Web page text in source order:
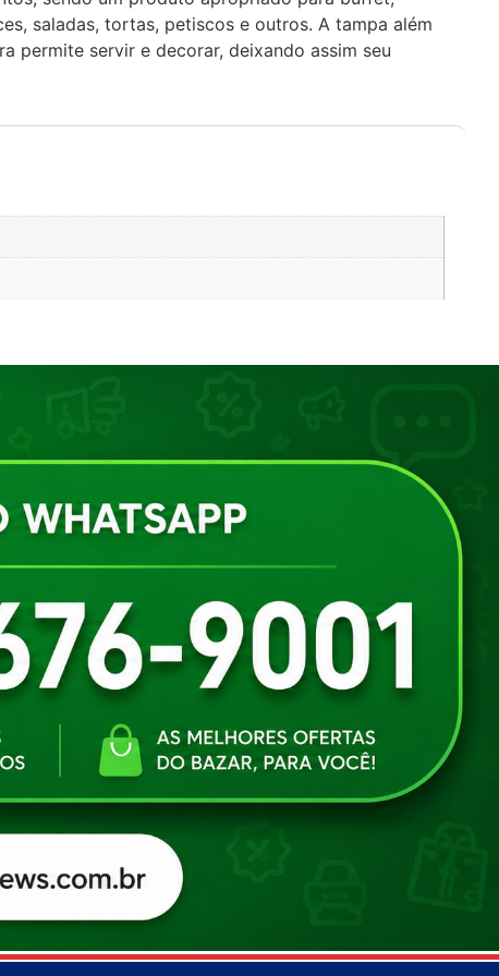
saladas, tortas, petiscos e outros. A tampa além
permite servir e decorar, deixando assim seu